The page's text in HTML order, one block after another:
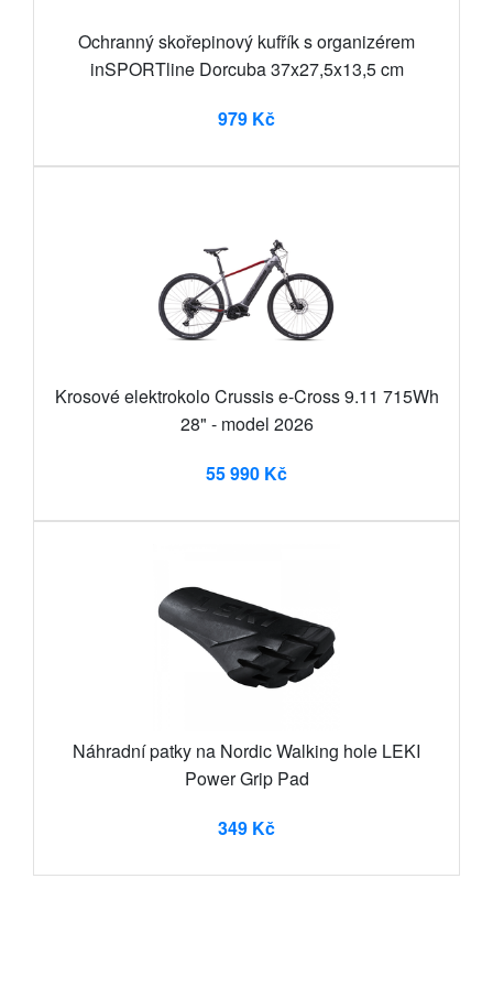
Ochranný skořepinový kufřík s organizérem
inSPORTline Dorcuba 37x27,5x13,5 cm
979 Kč
Krosové elektrokolo Crussis e-Cross 9.11 715Wh
28" - model 2026
55 990 Kč
Náhradní patky na Nordic Walking hole LEKI
Power Grip Pad
349 Kč